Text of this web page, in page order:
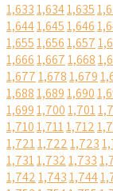
1,6331,6341,635
1,6441,6451,646
1,6551,6561,657
1,6661,6671,668
1,6771,6781,679
1,6881,6891,690
1,6991,7001,701
1,7101,7111,712
1,7211,7221,723
1,7311,7321,733
1,7421,7431,744